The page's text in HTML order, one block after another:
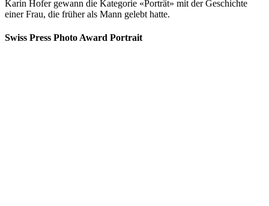
Karin Hofer gewann die Kategorie «Porträt» mit der Geschichte
einer Frau, die früher als Mann gelebt hatte.
Swiss Press Photo Award Portrait